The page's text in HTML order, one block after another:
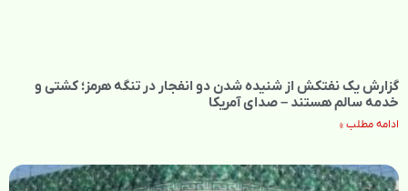
گزارش یک نفتکش از شنیده شدن دو انفجار در تنگه هرمز؛ کشتی و
خدمه سالم هستند – صدای آمریکا
ادامه مطلب »